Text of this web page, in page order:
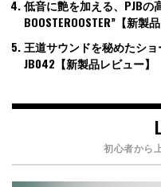
低音に艶を加える、PJBの
BOOSTEROOSTER”【新製
王道サウンドを秘めたショ
JB042【新製品レビュー】
初心者から